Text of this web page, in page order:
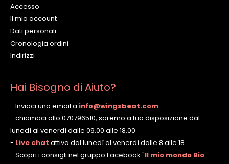
Accesso
Il mio account
Dati personali
Cronologia ordini
Indirizzi
Hai Bisogno di Aiuto?
- Inviaci una email a info@wingsbeat.com
- chiamaci allo 070796510, saremo a tua disposizione dal
lunedì al venerdì dalle 09.00 alle 18.00
- Live chat attiva dal lunedì al venerdì dalle 8 alle 18
- Scopri i consigli nel gruppo Facebook "Il mio mondo Bio